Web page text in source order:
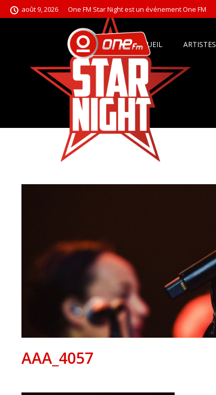
août 9, 2026 One FM Star Night est un événement One FM
ACCUEIL ARTISTES
AAA_4057